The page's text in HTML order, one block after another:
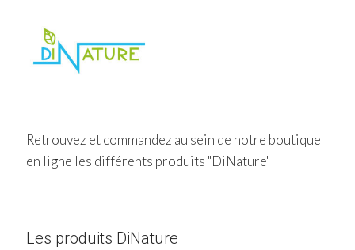
Retrouvez et commandez au sein de notre boutique
en ligne les différents produits "DiNature"
Les produits DiNature